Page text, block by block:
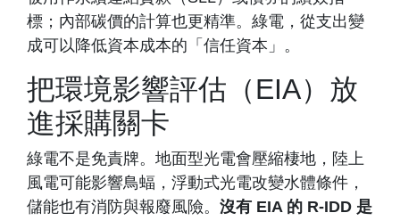
標；內部碳價的計算也更精準。綠電，從支出變
成可以降低資本成本的「信任資本」。
把環境影響評估（EIA）放
進採購關卡
綠電不是免責牌。地面型光電會壓縮棲地，陸上
風電可能影響鳥蝠，浮動式光電改變水體條件，
儲能也有消防與報廢風險。 沒有 EIA 的 R-IDD 是